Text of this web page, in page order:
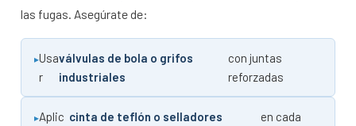
las fugas. Asegúrate de:
Usa
r
válvulas de bola o grifos
industriales
con juntas
reforzadas
Aplic cinta de teflón o selladores
en cada